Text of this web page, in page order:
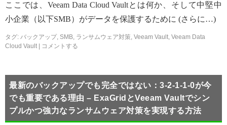
ここでは、Veeam Data Cloud Vaultとは何か、そして中堅中
小企業（以下SMB）がデータを保護するために (さらに…)
タグ: バックアップ, SMB, ランサムウェア対策, Veeam Vault, Veeam Data
Cloud Vault
コメントする
最新のバックアップでも完全ではない：3-2-1-1-0が今
でも重要である理由 – ExaGridとVeeam Vaultでシン
プルかつ強力なランサムウェア対策を実現する方法